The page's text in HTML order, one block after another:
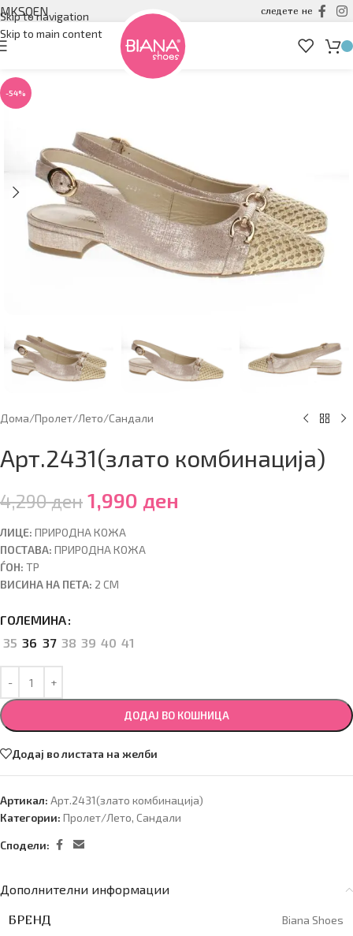
Skip to navigation
Skip to main content
MKSQEN следете не
-54%
Дома/Пролет/Лето/Сандали
Арт.2431(злато комбинација)
4,290ден 1,990 ден
ЛИЦЕ: ПРИРОДНА КОЖА
ПОСТАВА: ПРИРОДНА КОЖА
ЃОН: ТР
ВИСИНА НА ПЕТА: 2 CM
ГОЛЕМИНА
35 36 37 38 39 40 41
ДОДАЈ ВО КОШНИЦА
Додај во листата на желби
Артикал: Арт.2431(злато комбинација)
Категории: Пролет/Лето, Сандали
Сподели:
Дополнителни информации
БРЕНД Biana Shoes